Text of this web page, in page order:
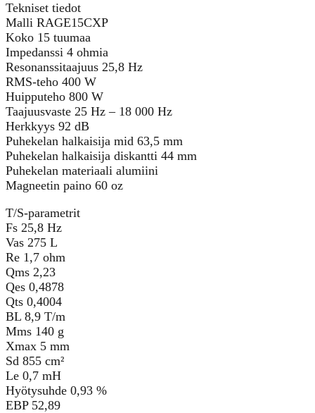
Tekniset tiedot
Malli RAGE15CXP
Koko 15 tuumaa
Impedanssi 4 ohmia
Resonanssitaajuus 25,8 Hz
RMS-teho 400 W
Huipputeho 800 W
Taajuusvaste 25 Hz – 18 000 Hz
Herkkyys 92 dB
Puhekelan halkaisija mid 63,5 mm
Puhekelan halkaisija diskantti 44 mm
Puhekelan materiaali alumiini
Magneetin paino 60 oz
T/S-parametrit
Fs 25,8 Hz
Vas 275 L
Re 1,7 ohm
Qms 2,23
Qes 0,4878
Qts 0,4004
BL 8,9 T/m
Mms 140 g
Xmax 5 mm
Sd 855 cm²
Le 0,7 mH
Hyötysuhde 0,93 %
EBP 52,89